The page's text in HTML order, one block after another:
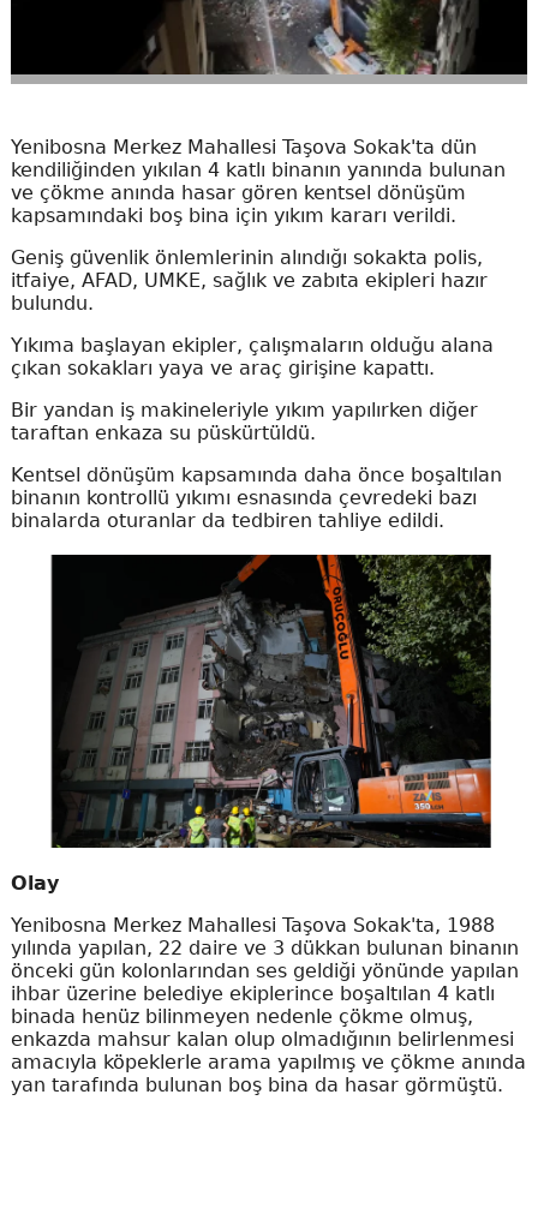
Yenibosna Merkez Mahallesi Taşova Sokak'ta dün
kendiliğinden yıkılan 4 katlı binanın yanında bulunan
ve çökme anında hasar gören kentsel dönüşüm
kapsamındaki boş bina için yıkım kararı verildi.
Geniş güvenlik önlemlerinin alındığı sokakta polis,
itfaiye, AFAD, UMKE, sağlık ve zabıta ekipleri hazır
bulundu.
Yıkıma başlayan ekipler, çalışmaların olduğu alana
çıkan sokakları yaya ve araç girişine kapattı.
Bir yandan iş makineleriyle yıkım yapılırken diğer
taraftan enkaza su püskürtüldü.
Kentsel dönüşüm kapsamında daha önce boşaltılan
binanın kontrollü yıkımı esnasında çevredeki bazı
binalarda oturanlar da tedbiren tahliye edildi.
Olay
Yenibosna Merkez Mahallesi Taşova Sokak'ta, 1988
yılında yapılan, 22 daire ve 3 dükkan bulunan binanın
önceki gün kolonlarından ses geldiği yönünde yapılan
ihbar üzerine belediye ekiplerince boşaltılan 4 katlı
binada henüz bilinmeyen nedenle çökme olmuş,
enkazda mahsur kalan olup olmadığının belirlenmesi
amacıyla köpeklerle arama yapılmış ve çökme anında
yan tarafında bulunan boş bina da hasar görmüştü.